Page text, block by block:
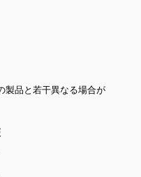
製品と若干異なる場合が